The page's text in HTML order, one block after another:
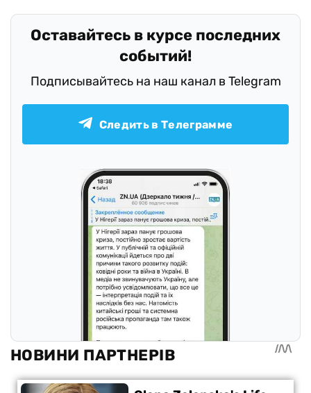
Оставайтесь в курсе последних
событий!
Подписывайтесь на наш канал в Telegram
Следить в Телеграмме